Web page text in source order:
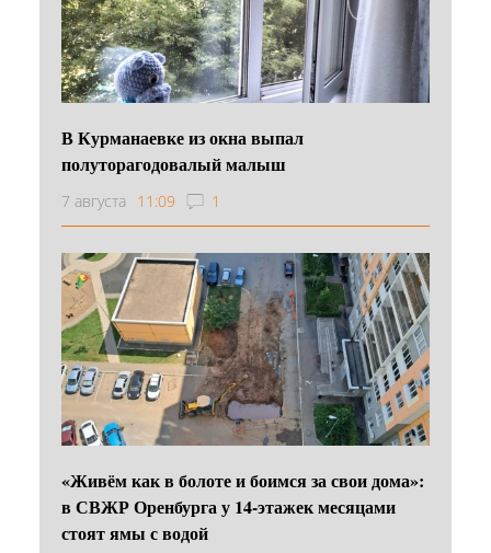
В Курманаевке из окна выпал
полуторагодовалый малыш
7 августа 11:09 1
«Живём как в болоте и боимся за свои дома»:
в СВЖР Оренбурга у 14-этажек месяцами
стоят ямы с водой